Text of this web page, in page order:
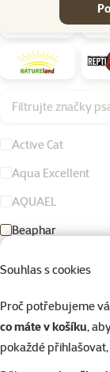
Souhlas s cookies
Proč potřebujeme
co máte v košíku,
pokaždé
Filtrujte značky
Active Cat
Aqua Excellent
AQUAEL
Beaphar
Eheim
FURminator